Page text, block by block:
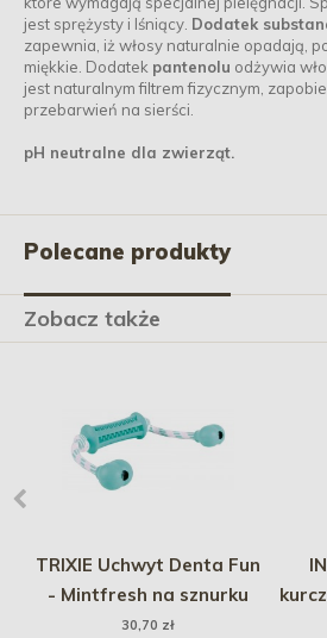
jest sprężysty i lśniący. Dodatek
zapewnia, iż włosy naturalnie opadają,
miękkie. Dodatek pantenolu odżywia
jest naturalnym filtrem fizycznym,
przebarwień na sierści.
pH neutralne dla zwierząt.
Polecane produkty
Zobacz także
TRIXIE Uchwyt Denta Fun
- Mintfresh na sznurku
30,70 zł